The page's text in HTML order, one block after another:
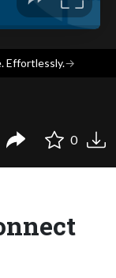
Effortlessly.→
0